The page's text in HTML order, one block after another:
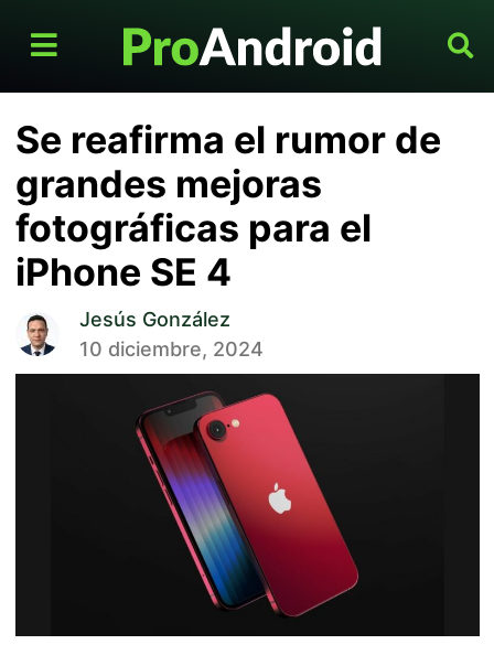
Se reafirma el rumor de
grandes mejoras
fotográficas para el
iPhone SE 4
Jesús González
10 diciembre, 2024